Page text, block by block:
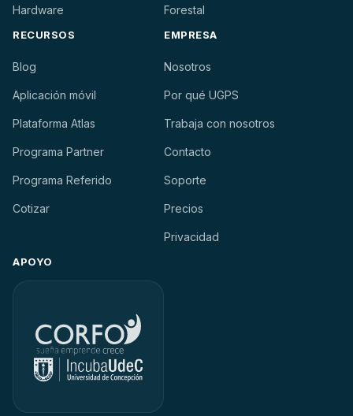
Hardware Forestal
RECURSOS
Blog
Aplicación móvil
Plataforma Atlas
Programa Partner
Programa Referido
Cotizar
EMPRESA
Nosotros
Por qué UGPS
Trabaja con nosotros
Contacto
Soporte
Precios
Privacidad
APOYO